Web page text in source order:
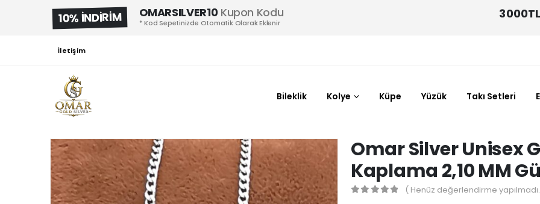
10% İNDİRİM OMARSILVER10Kupon Kodu
* Kod Sepetinizde Otomatik Olarak Eklenir
İletişim
Bileklik Kolye Küpe Yüzük Takı Setleri
Omar Silver Unisex
Kaplama 2,10 MM
( Henüz değerlendirme